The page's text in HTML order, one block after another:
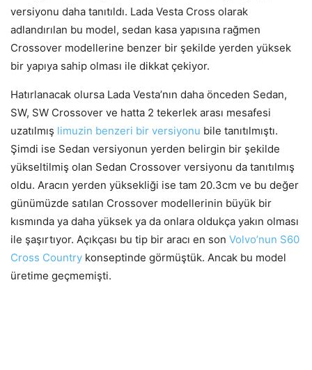
versiyonu daha tanıtıldı. Lada Vesta Cross olarak
adlandırılan bu model, sedan kasa yapısına rağmen
Crossover modellerine benzer bir şekilde yerden yüksek
bir yapıya sahip olması ile dikkat çekiyor.
Hatırlanacak olursa Lada Vesta’nın daha önceden Sedan,
SW, SW Crossover ve hatta 2 tekerlek arası mesafesi
uzatılmış limuzin benzeri bir versiyonu bile tanıtılmıştı.
Şimdi ise Sedan versiyonun yerden belirgin bir şekilde
yükseltilmiş olan Sedan Crossover versiyonu da tanıtılmış
oldu. Aracın yerden yüksekliği ise tam 20.3cm ve bu değer
günümüzde satılan Crossover modellerinin büyük bir
kısmında ya daha yüksek ya da onlara oldukça yakın olması
ile şaşırtıyor. Açıkçası bu tip bir aracı en son Volvo’nun S60
Cross Country konseptinde görmüştük. Ancak bu model
üretime geçmemişti.